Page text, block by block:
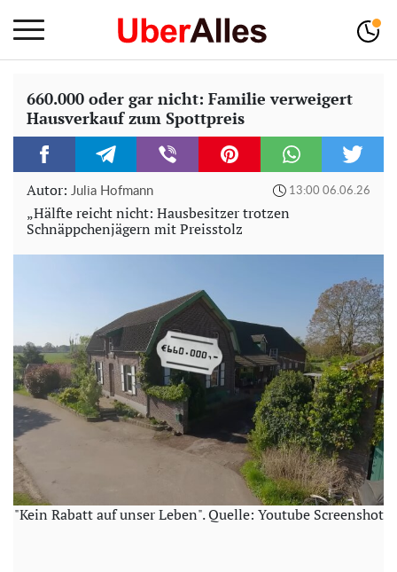
660.000 oder gar nicht: Familie verweigert
Hausverkauf zum Spottpreis
Autor: Julia Hofmann 13:00 06.06.26
„Hälfte reicht nicht: Hausbesitzer trotzen
Schnäppchenjägern mit Preisstolz
"Kein Rabatt auf unser Leben". Quelle: Youtube Screenshot